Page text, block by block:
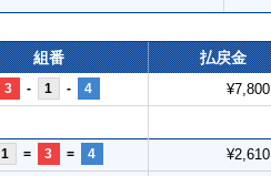
組番 払戻金
3 - 1 - 4 ¥7,800
1 = 3 = 4 ¥2,610